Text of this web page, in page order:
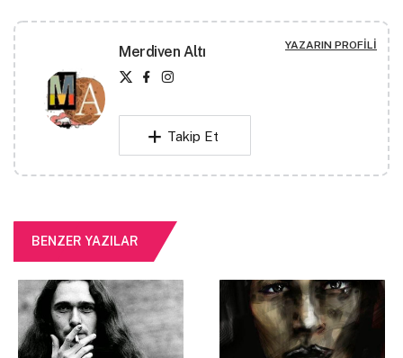
Merdiven Altı YAZARIN PROFILI
Takip Et
BENZER YAZILAR